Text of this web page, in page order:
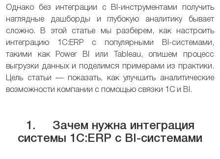
Однако без интеграции с BI-инструментами получить
наглядные дашборды и глубокую аналитику бывает
сложно. В этой статье мы разберем, как настроить
интеграцию 1С:ERP с популярными BI-системами,
такими как Power BI или Tableau, опишем процесс
выгрузки данных и поделимся примерами из практики.
Цель статьи — показать, как улучшить аналитические
возможности компании с помощью связки 1С и BI.
1. Зачем нужна интеграция
системы 1С:ERP с BI-системами